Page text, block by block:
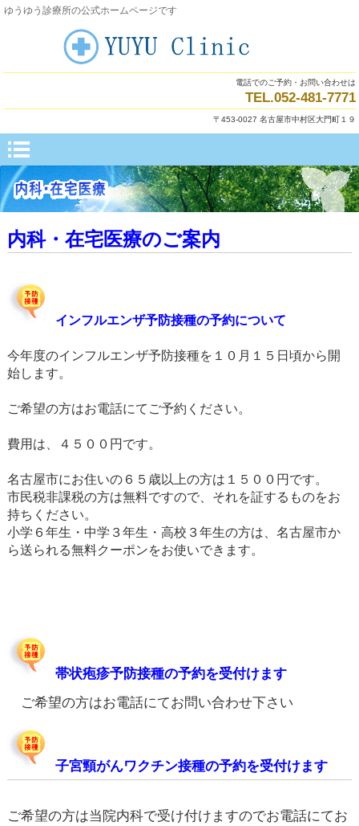
ゆうゆう診療所の公式ホームページです
電話でのご予約・お問い合わせは
TEL.052-481-7771
〒453-0027 名古屋市中村区大門町１９
内科・在宅医療のご案内
インフルエンザ予防接種の予約について
今年度のインフルエンザ予防接種を１０月１５日頃から開
始します。
ご希望の方はお電話にてご予約ください。
費用は、４５００円です。
名古屋市にお住いの６５歳以上の方は１５００円です。
市民税非課税の方は無料ですので、それを証するものをお
持ちください。
小学６年生・中学３年生・高校３年生の方は、名古屋市か
ら送られる無料クーポンをお使いできます。
帯状疱疹予防接種の予約を受付けます
ご希望の方はお電話にてお問い合わせ下さい
子宮頸がんワクチン接種の予約を受付けます
ご希望の方は当院内科で受け付けますのでお電話にてお